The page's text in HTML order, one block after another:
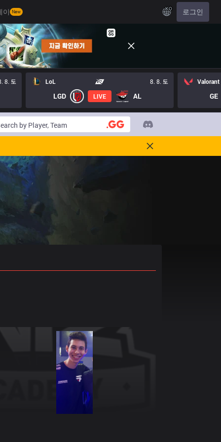
이 New KO 로그인
8. 토 LoL 8. 8. 토
LGD LIVE AL
Valorant
GE